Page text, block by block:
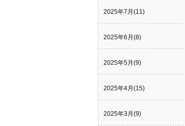
2025年7月(11)
2025年6月(8)
2025年5月(9)
2025年4月(15)
2025年3月(9)